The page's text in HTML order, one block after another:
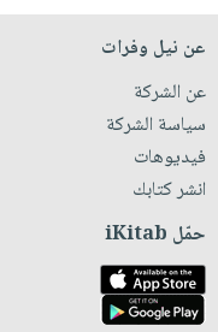
عن نيل وفرات
عن الشركة
سياسة الشركة
فيديوهات
انشر كتابك
حمّل iKitab